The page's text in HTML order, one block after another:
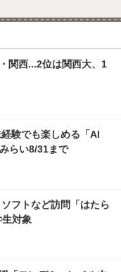
関西...2位は関西大、1
験でも楽しめる「AI
らい8/31まで
フトなど訪問「はたら
対象